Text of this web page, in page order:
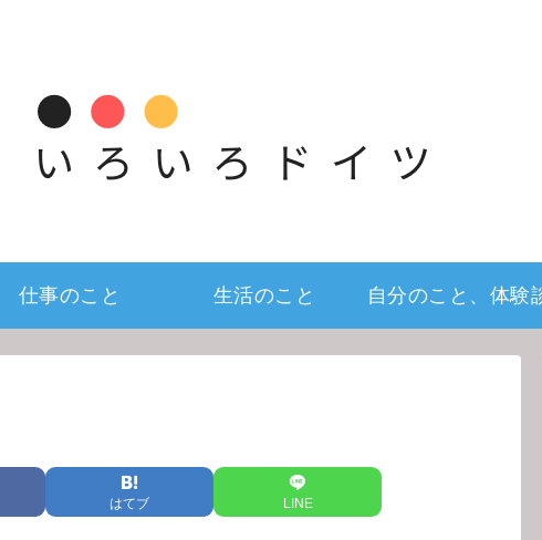
仕事のこと 生活のこと 自分のこと、体験
はてブ LINE